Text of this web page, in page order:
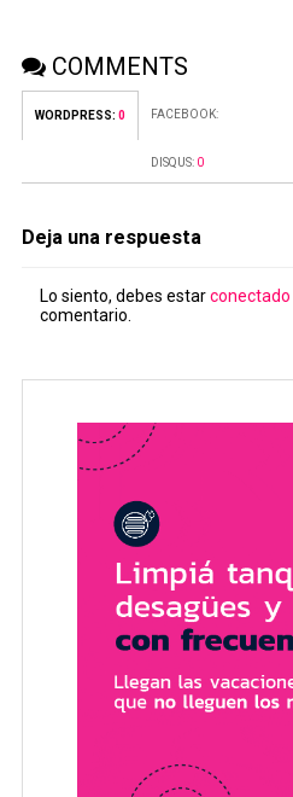
COMMENTS
WORDPRESS: 0 FACEBOOK:
DISQUS: 0
Deja una respuesta
Lo siento, debes estarconectado
comentario.